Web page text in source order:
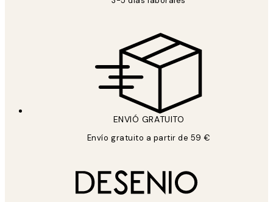
ENVIÓ GRATUITO
Envío gratuito a partir de 59 €